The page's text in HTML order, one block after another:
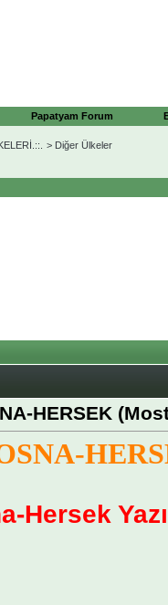
Papatyam Forum
> Diğer Ülkeler
HERSEK
Hersek